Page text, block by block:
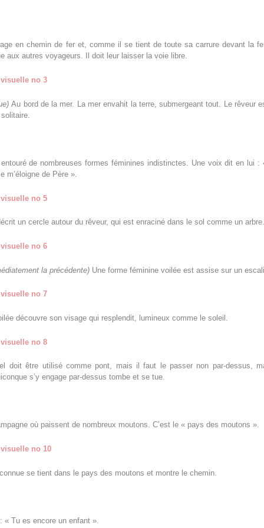
en chemin de fer et, comme il se tient de toute sa carrure devant la
aux autres voyageurs. Il doit leur laisser la voie libre.
no 3
Au bord de la mer. La mer envahit la terre, submergeant tout. Le rêveur
de nombreuses formes féminines indistinctes. Une voix dit en lui :
m’éloigne de Père ».
no 5
un cercle autour du rêveur, qui est enraciné dans le sol comme un
no 6
la précédente) Une forme féminine voilée est assise sur un
no 7
découvre son visage qui resplendit, lumineux comme le soleil.
no 8
doit être utilisé comme pont, mais il faut le passer non par-dessus,
s’y engage par-dessus tombe et se tue.
où paissent de nombreux moutons. C’est le « pays des moutons ».
no 10
se tient dans le pays des moutons et montre le chemin.
« Tu es encore un enfant ».